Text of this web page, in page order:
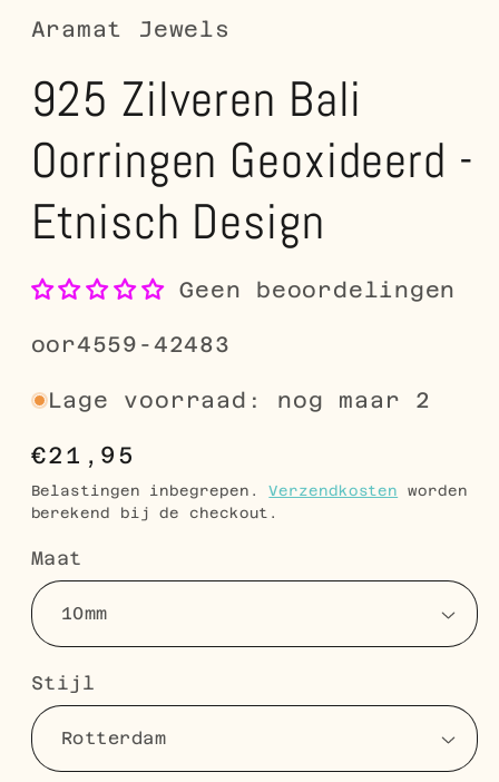
Aramat Jewels
925 Zilveren Bali
Oorringen Geoxideerd -
Etnisch Design
Geen beoordelingen
SKU:
oor4559-42483
Lage voorraad: nog maar 2
Normale
prijs
€21,95
Belastingen inbegrepen.Verzendkosten worden
berekend bij de checkout.
Maat
Stijl